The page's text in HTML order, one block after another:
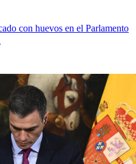
con huevos en el Parlamento